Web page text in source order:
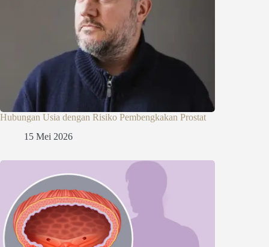
Hubungan Usia dengan Risiko Pembengkakan Prostat
15 Mei 2026